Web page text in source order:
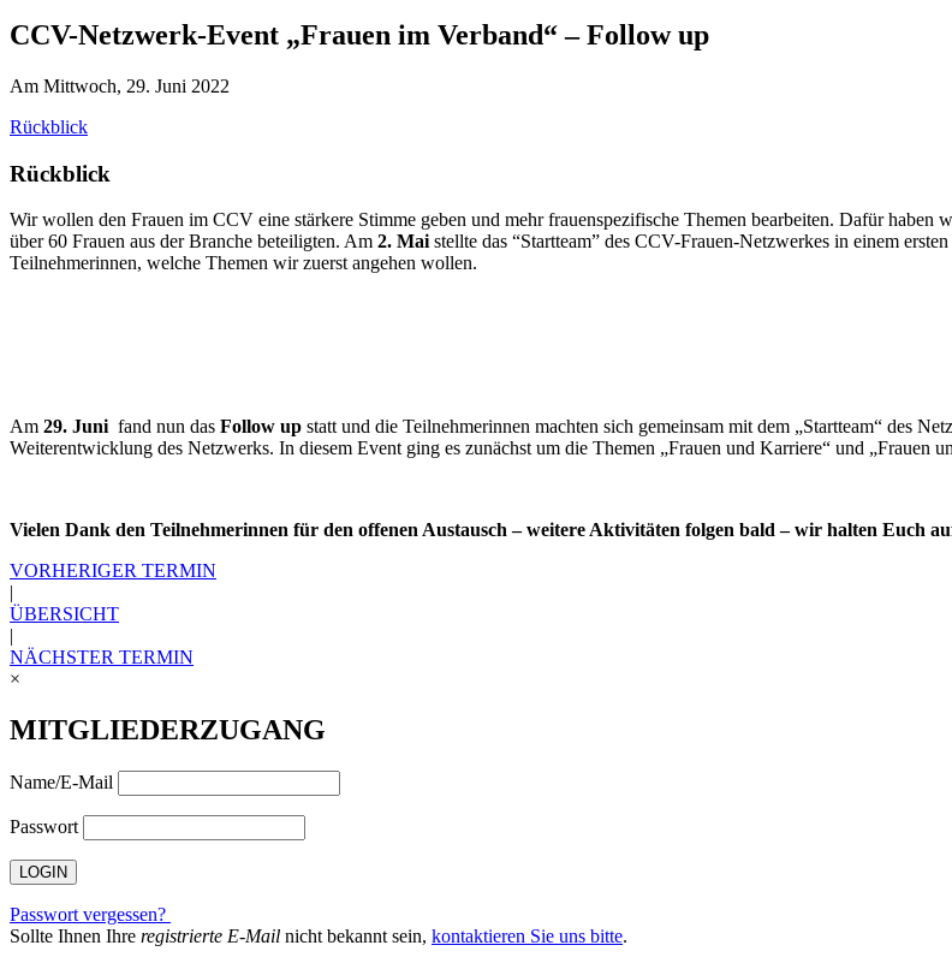
CCV-Netzwerk-Event „Frauen im Verband“ – Follow up
Am Mittwoch, 29. Juni 2022
Rückblick
Rückblick
Wir wollen den Frauen im CCV eine stärkere Stimme geben und mehr frauenspezifische Themen bearbeiten. Dafür haben
über 60 Frauen aus der Branche beteiligten. Am 2. Mai stellte das “Startteam” des CCV-Frauen-Netzwerkes in einem ersten
Teilnehmerinnen, welche Themen wir zuerst angehen wollen.
Am 29. Juni fand nun das Follow up statt und die Teilnehmerinnen machten sich gemeinsam mit dem „Startteam“ des
Weiterentwicklung des Netzwerks. In diesem Event ging es zunächst um die Themen „Frauen und Karriere“ und „Frauen
Vielen Dank den Teilnehmerinnen für den offenen Austausch – weitere Aktivitäten folgen bald – wir halten Euch
VORHERIGER TERMIN
|
ÜBERSICHT
|
NÄCHSTER TERMIN
×
MITGLIEDERZUGANG
Name/E-Mail
Passwort
Passwort vergessen?
Sollte Ihnen Ihre registrierte E-Mail nicht bekannt sein, kontaktieren Sie uns bitte.